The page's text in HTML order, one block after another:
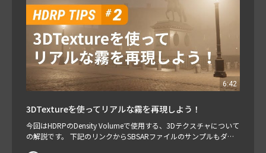
6:42
3DTextureを使ってリアルな霧を再現しよう！
今回はHDRPのDensity Volumeで使用する、3Dテクスチャについて
の解説です。 下記のリンクからSBSARファイルのサンプルもダウ